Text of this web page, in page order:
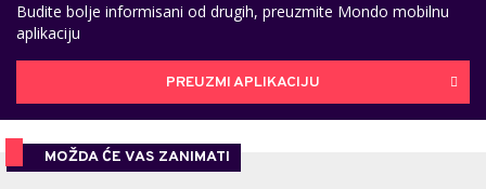
Budite bolje informisani od drugih, preuzmite Mondo mobilnu
aplikaciju
PREUZMI APLIKACIJU
MOŽDA ĆE VAS ZANIMATI